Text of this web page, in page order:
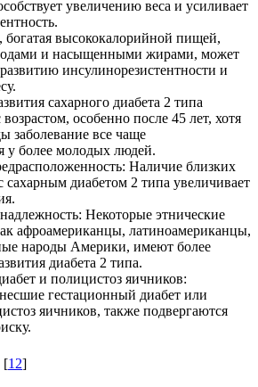
увеличению веса и усиливает
высококалорийной пищей,
и насыщенными жирами, может
инсулинорезистентности и
сахарного диабета 2 типа
возрастом, особенно после 45 лет, хотя
заболевание все чаще
у более молодых людей.
Наличие близких
сахарным диабетом 2 типа увеличивает
Некоторые этнические
афроамериканцы, латиноамериканцы,
народы Америки, имеют более
диабета 2 типа.
и полицистоз яичников:
гестационный диабет или
яичников, также подвергаются
[12]